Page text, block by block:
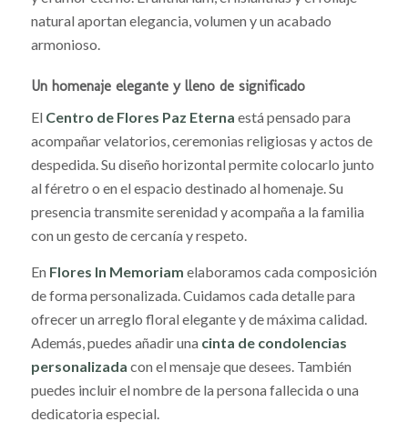
natural aportan elegancia, volumen y un acabado
armonioso.
Un homenaje elegante y lleno de significado
El Centro de Flores Paz Eterna está pensado para
acompañar velatorios, ceremonias religiosas y actos de
despedida. Su diseño horizontal permite colocarlo junto
al féretro o en el espacio destinado al homenaje. Su
presencia transmite serenidad y acompaña a la familia
con un gesto de cercanía y respeto.
En Flores In Memoriam elaboramos cada composición
de forma personalizada. Cuidamos cada detalle para
ofrecer un arreglo floral elegante y de máxima calidad.
Además, puedes añadir una cinta de condolencias
personalizada con el mensaje que desees. También
puedes incluir el nombre de la persona fallecida o una
dedicatoria especial.